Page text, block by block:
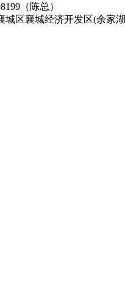
（陈总）
区襄城经济开发区(余家